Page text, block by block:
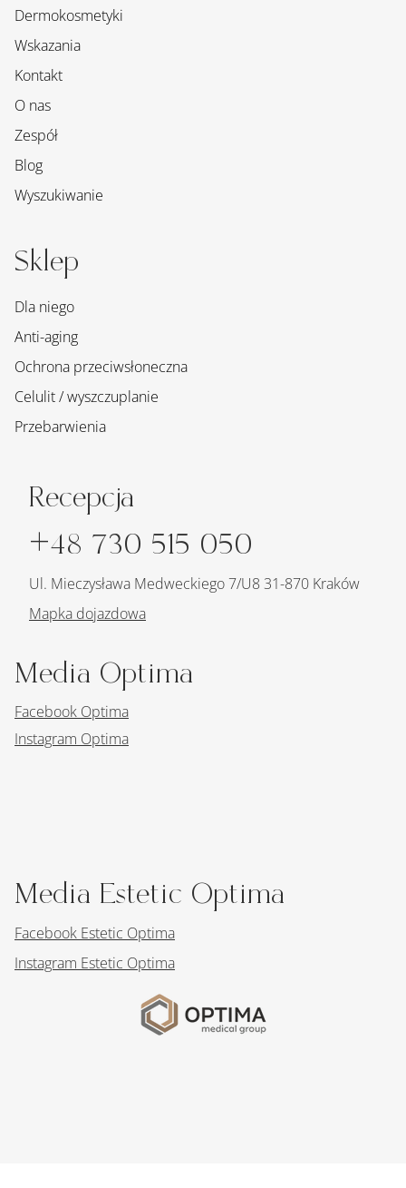
Media Estetic Optima
Facebook Estetic Optima
Instagram Estetic Optima
Media Optima
Facebook Optima
Instagram Optima
Recepcja
+48 730 515 050
Ul. Mieczysława Medweckiego 7/U8 31-870 Kraków
Mapka dojazdowa
Sklep
Dla niego
Anti-aging
Ochrona przeciwsłoneczna
Celulit / wyszczuplanie
Przebarwienia
Dermokosmetyki
Wskazania
Kontakt
O nas
Zespół
Blog
Wyszukiwanie